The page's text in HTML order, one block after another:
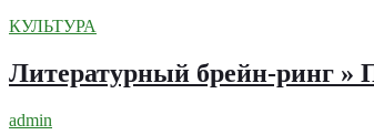
КУЛЬТУРА
Литературный брейн-ринг »
admin